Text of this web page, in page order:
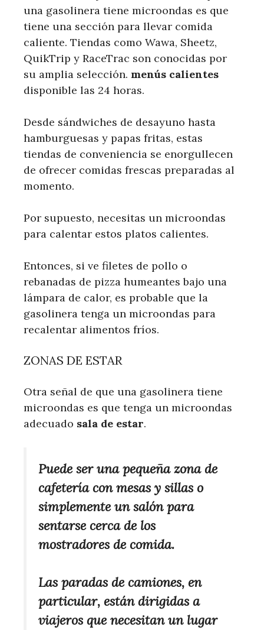
una gasolinera tiene microondas es que
tiene una sección para llevar comida
caliente. Tiendas como Wawa, Sheetz,
QuikTrip y RaceTrac son conocidas por
su amplia selección. menús calientes
disponible las 24 horas.
Desde sándwiches de desayuno hasta
hamburguesas y papas fritas, estas
tiendas de conveniencia se enorgullecen
de ofrecer comidas frescas preparadas al
momento.
Por supuesto, necesitas un microondas
para calentar estos platos calientes.
Entonces, si ve filetes de pollo o
rebanadas de pizza humeantes bajo una
lámpara de calor, es probable que la
gasolinera tenga un microondas para
recalentar alimentos fríos.
ZONAS DE ESTAR
Otra señal de que una gasolinera tiene
microondas es que tenga un microondas
adecuado sala de estar.
Puede ser una pequeña zona de
cafetería con mesas y sillas o
simplemente un salón para
sentarse cerca de los
mostradores de comida.
Las paradas de camiones, en
particular, están dirigidas a
viajeros que necesitan un lugar